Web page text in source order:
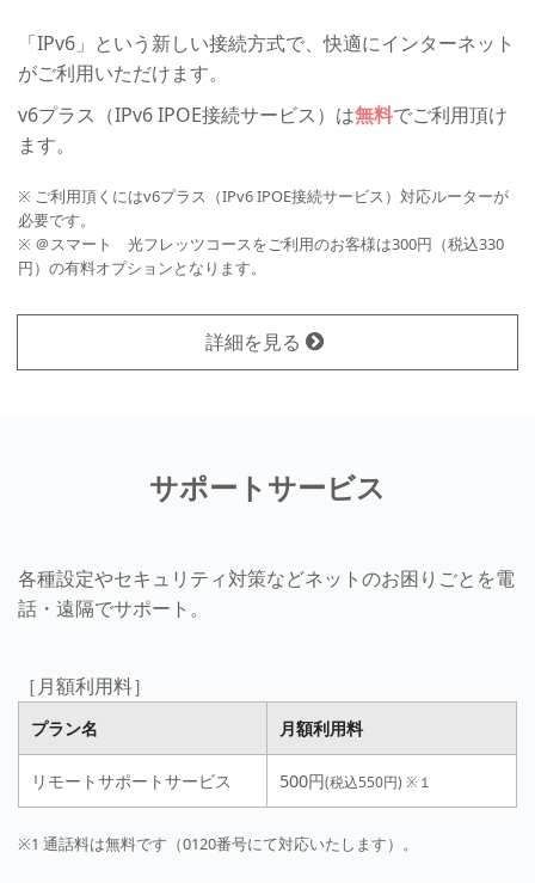
「IPv6」という新しい接続方式で、快適にインターネット
がご利用いただけます。
v6プラス（IPv6 IPOE接続サービス）は無料でご利用頂け
ます。
※ ご利用頂くにはv6プラス（IPv6 IPOE接続サービス）対応ルーターが
必要です。
※ ＠スマート 光フレッツコースをご利用のお客様は300円（税込330
円）の有料オプションとなります。
詳細を見る
サポートサービス
各種設定やセキュリティ対策などネットのお困りごとを電
話・遠隔でサポート。
［月額利用料］
プラン名 月額利用料
リモートサポートサービス 500円(税込550円) ※１
※1 通話料は無料です（0120番号にて対応いたします）。